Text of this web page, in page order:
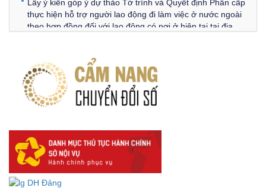
thực hiện hỗ trợ người lao động đi làm việc ở nước ngoài
theo hợp đồng đối với lao động có nơi ở hiện tại tại địa
Về việc lấy ý kiến góp ý Dự thảo Quyết định phân cấp thực
hiện quy định về người lao động nước ngoài làm việc trên
địa bàn tỉnh Đắk Lắk theo trình tự, thủ tục rút gọn trong
xây dựng, ban hành văn bản quy phạm pháp luật
DANH SÁCH HỒ SƠ CÁN BỘ ĐI B TỈNH ĐĂK LẮK -
Lấy ý kiến dự thảo Quyết định quy phạm pháp luật quy
định về thành lập, tổ chức và hoạt động của tổ chức phối
hợp liên ngành